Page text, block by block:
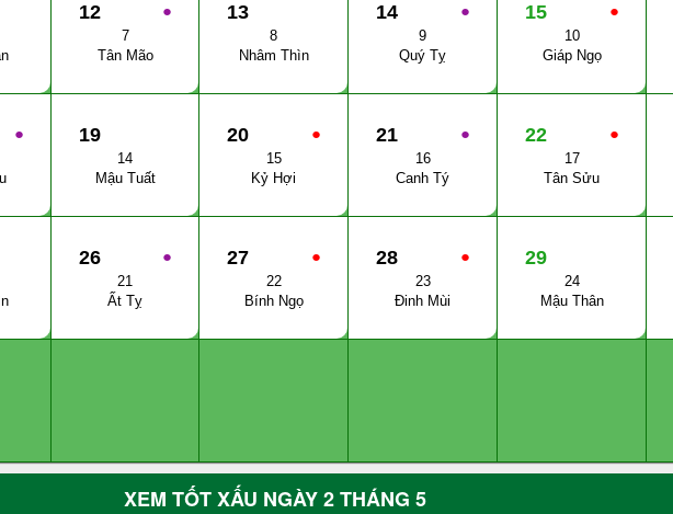
●
12
7
Tân Mão
13
8
Nhâm Thìn
●
14
9
Quý Tỵ
●
15
10
Giáp Ngọ
● 19
14
Mậu Tuất
●
20
15
Kỷ Hợi
●
21
16
Canh Tý
●
22
17
Tân Sửu
●
26
21
Ất Tỵ
●
27
22
Bính Ngọ
●
28
23
Đinh Mùi
29
24
Mậu Thân
XEM TỐT XẤU NGÀY 2 THÁNG 5